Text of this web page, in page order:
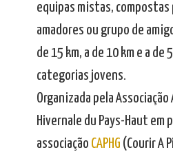
equipas mistas,
amadores ou grupo de
de 15 km, a de 10 km e a de
categorias jovens.
Organizada pela Associação
Hivernale du Pays-Haut em
associação CAPHG (Courir A